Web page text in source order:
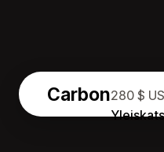
Carbon280 $